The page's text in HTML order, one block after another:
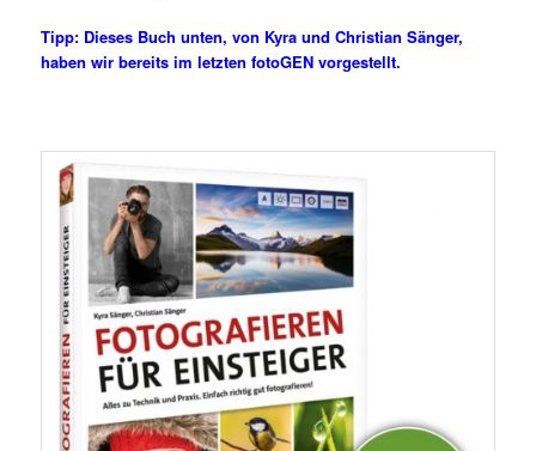
Tipp: Dieses Buch unten, von Kyra und Christian Sänger,
haben wir bereits im letzten fotoGEN vorgestellt.